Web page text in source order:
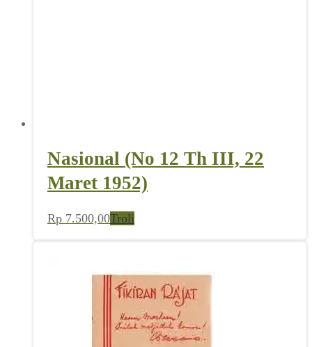
Nasional (No 12 Th III, 22
Maret 1952)
Rp 7.500,00Troli